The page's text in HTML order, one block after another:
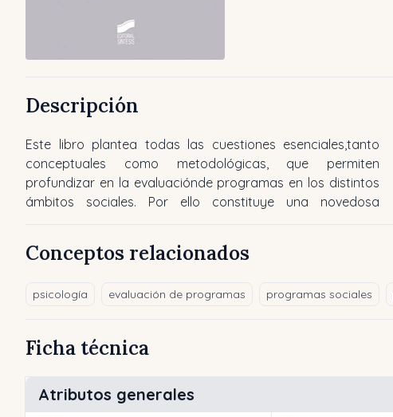
Descripción
Este libro plantea todas las cuestiones esenciales,tanto
conceptuales como metodológicas, que permiten
profundizar en la evaluaciónde programas en los distintos
ámbitos sociales. Por ello constituye una novedosa
aportación tanto en los planos científico y académico
como en el profesional y jurídico que valora, enjuicia y
examina los resultados de las acciones públicas con el fin
Conceptos relacionados
psicología evaluación de programas programas sociales
Ficha técnica
Atributos generales